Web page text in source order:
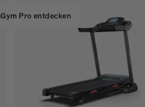
Pro entdecken